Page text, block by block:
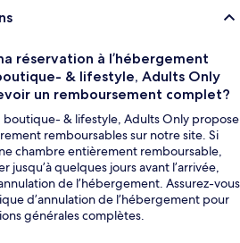
réservation à l’hébergement
& lifestyle, Adults Only
un remboursement complet?
& lifestyle, Adults Only propose
remboursables sur notre site. Si
chambre entièrement remboursable,
jusqu’à quelques jours avant l’arrivée,
de l’hébergement. Assurez-vous
d’annulation de l’hébergement pour
générales complètes.